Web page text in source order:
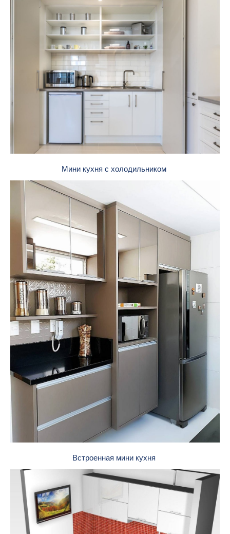
Мини кухня с холодильником
Встроенная мини кухня